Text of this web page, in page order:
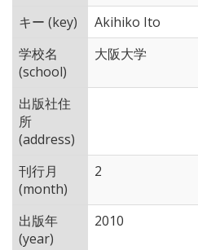
キー (key)
Akihiko Ito
学校名
(school)
大阪大学
出版社住
所
(address)
刊行月
(month)
2
出版年
(year)
2010